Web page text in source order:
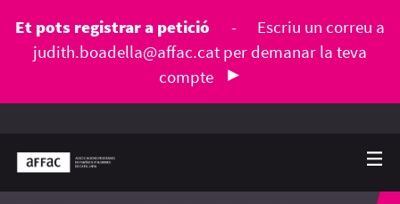
Et pots registrar a petició -
Escriu un correu a
judith.boadella@affac.cat per demanar la teva
compte